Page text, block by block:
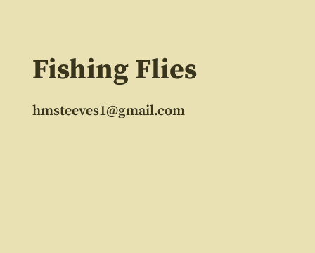
Fishing Flies
hmsteeves1@gmail.com